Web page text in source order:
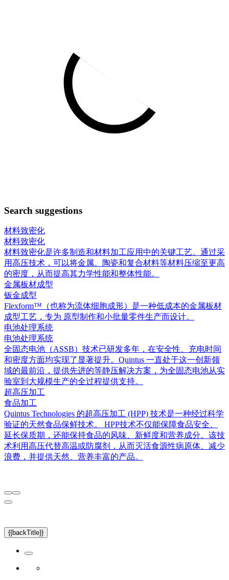
Search suggestions
材料致密化
材料致密化
材料致密化是许多制造和材料加工应用中的关键工艺。通过采
用高压技术，可以将金属、陶瓷和复合材料等材料压缩至更高
的密度，从而提高其力学性能和整体性能。
金属板材成型
钣金成型
Flexform™（也称为流体细胞成形）是一种低成本的金属板材
成型工艺，专为 原型制作和小批量零件生产而设计。
电池处理系统
电池处理系统
全固态电池（ASSB）技术已研发多年，在安全性、充电时间
和密度方面均实现了显著提升。Quintus 一直处于这一创新领
域的最前沿，提供先进的等静压解决方案，为全固态电池从实
验室到大规模生产的全过程提供支持。
超高压加工
食品加工
Quintus Technologies 的超高压加工 (HPP) 技术是一种经过科学
验证的天然食品保鲜技术。 HPP技术不仅能保障食品安全、
延长保质期，还能保持食品的风味、新鲜度和营养成分。该技
术利用高压代替高温或防腐剂，从而灭活食源性病原体、减少
浪费，并提供天然、营养丰富的产品。
{{backTitle}}